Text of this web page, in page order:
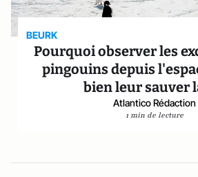
BEURK
Pourquoi observer les
pingouins depuis
bien leur sauver
Atlantico Rédaction
1 min de lecture